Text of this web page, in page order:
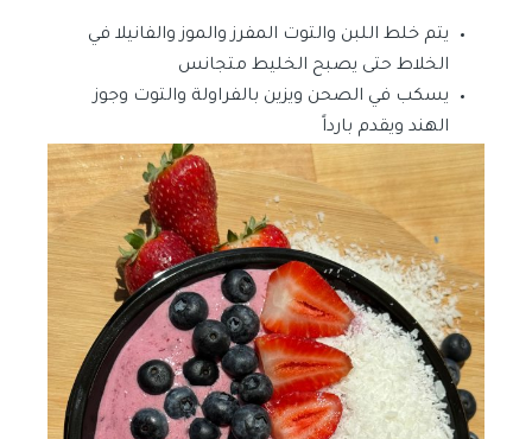
يتم خلط اللبن والتوت المفرز والموز والفانيلا في
الخلاط حتى يصبح الخليط متجانس
يسكب في الصحن ويزين بالفراولة والتوت وجوز
الهند ويقدم بارداً